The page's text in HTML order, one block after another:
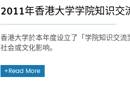
2011年香港大学学院知识交
香港大学於本年度设立了「学院知识交
社会或文化影响。
Read More